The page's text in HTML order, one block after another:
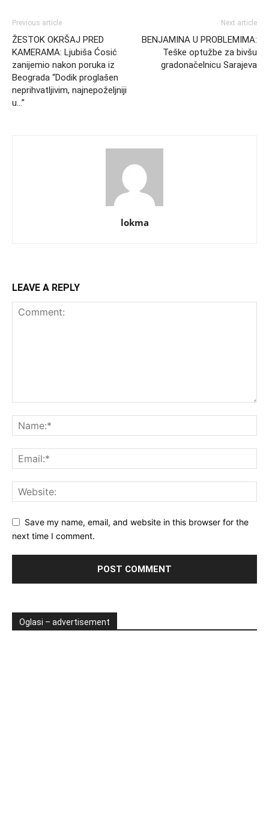
Previous article
ŽESTOK OKRŠAJ PRED
KAMERAMA: Ljubiša Ćosić
zanijemio nakon poruka iz
Beograda “Dodik proglašen
neprihvatljivim, najnepoželjniji
u…”
Next article
BENJAMINA U PROBLEMIMA:
Teške optužbe za bivšu
gradonačelnicu Sarajeva
lokma
LEAVE A REPLY
Save my name, email, and website in this browser for the
next time I comment.
Oglasi – advertisement